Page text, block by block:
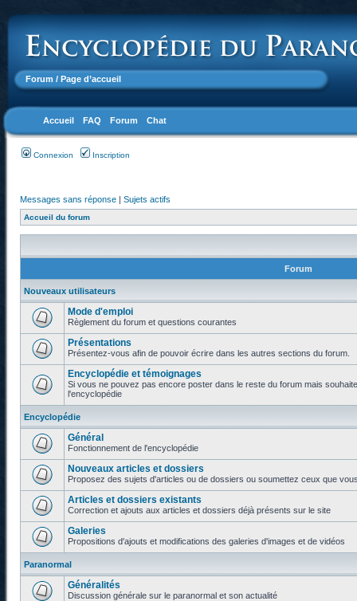
Forum / Page d’accueil
Accueil FAQ Forum Chat
Connexion Inscription
Messages sans réponse | Sujets actifs
Accueil du forum
Forum
Nouveaux utilisateurs
Mode d'emploi
Règlement du forum et questions courantes
Présentations
Présentez-vous afin de pouvoir écrire dans les autres sections du forum.
Encyclopédie et témoignages
Si vous ne pouvez pas encore poster dans le reste du forum mais
l'encyclopédie
Encyclopédie
Général
Fonctionnement de l'encyclopédie
Nouveaux articles et dossiers
Proposez des sujets d'articles ou de dossiers ou soumettez ceux que
Articles et dossiers existants
Correction et ajouts aux articles et dossiers déjà présents sur le site
Galeries
Propositions d'ajouts et modifications des galeries d'images et de vidéos
Paranormal
Généralités
Discussion générale sur le paranormal et son actualité